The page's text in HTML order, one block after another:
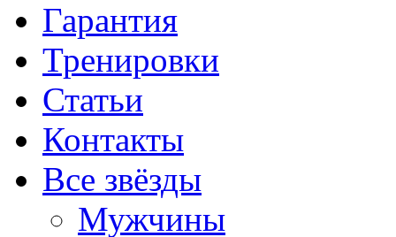
Гарантия
Тренировки
Статьи
Контакты
Все звёзды
Мужчины